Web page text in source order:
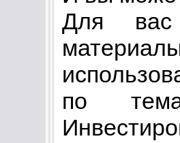
Для вас
по